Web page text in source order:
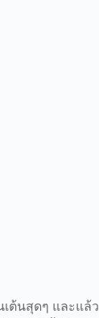
ต้นสุดๆ และแล้ว